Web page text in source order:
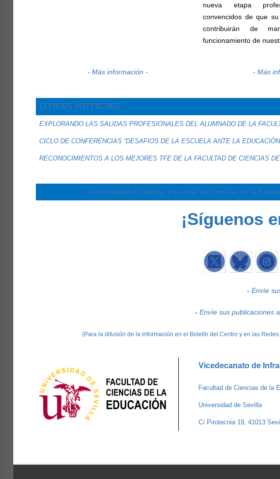
nueva etapa
convencidos de que
contribuirán de
funcionamiento de
- Más información - - Más
OTRAS NOTICIAS
EXPLORANDO LAS SALIDAS PROFESIONALES DEL ALUMNADO DE LA
CICLO DE CONFERENCIAS “DESAFIOS DE LA ESCUELA ANTE LA
RECONOCIMIENTOS A LOS MEJORES TFE DE LA FACULTAD DE CIENCIAS
Universidad de Sevilla. Facultad de Ciencias de la
¡Síguenos
- Envíe
-Envíe sus publicaciones
(Para la difusión de la información en el Boletín del Centro y en las
Vicedecanato de
Facultad de Ciencias de la
Universidad de Sevilla
C/ Pirotecnia 19, 41013